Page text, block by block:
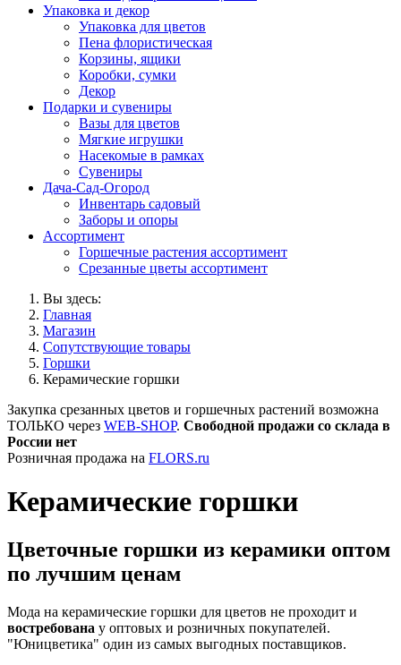
Упаковка и декор
Упаковка для цветов
Пена флористическая
Корзины, ящики
Коробки, сумки
Декор
Подарки и сувениры
Вазы для цветов
Мягкие игрушки
Насекомые в рамках
Сувениры
Дача-Сад-Огород
Инвентарь садовый
Заборы и опоры
Ассортимент
Горшечные растения ассортимент
Срезанные цветы ассортимент
Вы здесь:
Главная
Магазин
Сопутствующие товары
Горшки
Керамические горшки
Закупка срезанных цветов и горшечных растений возможна
ТОЛЬКО через WEB-SHOP. Свободной продажи со склада в
России нет
Розничная продажа на FLORS.ru
Керамические горшки
Цветочные горшки из керамики оптом
по лучшим ценам
Мода на керамические горшки для цветов не проходит и
востребована у оптовых и розничных покупателей.
"Юницветика" один из самых выгодных поставщиков.